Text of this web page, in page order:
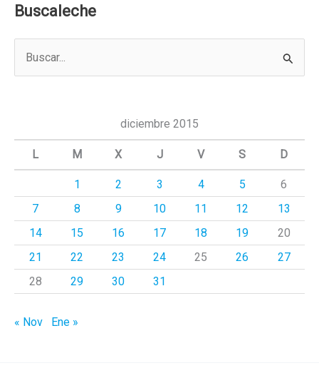
Buscaleche
a
diciembre 2015
L M X J V S D
1 2 3 4 5
6
7
8 9 10 11 12
13
14
15 16 17 18 19
20
21
22 23 24 25 26
27
28
29 30 31
« Nov Ene »